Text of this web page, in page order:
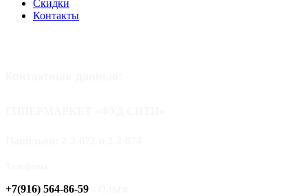
Скидки
Контакты
+7(916) 564-86-59